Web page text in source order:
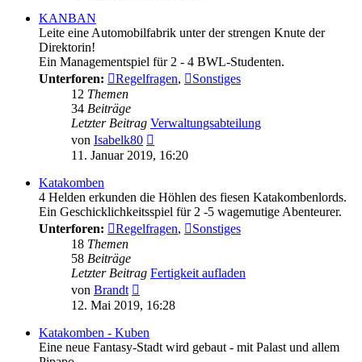
KANBAN
Leite eine Automobilfabrik unter der strengen Knute der
Direktorin!
Ein Managementspiel für 2 - 4 BWL-Studenten.
Unterforen:
Regelfragen,
Sonstiges
12 Themen
34 Beiträge
Letzter Beitrag Verwaltungsabteilung
von Isabelk80
Beitrag
11. Januar 2019, 16:20
Katakomben
4 Helden erkunden die Höhlen des fiesen Katakombenlords.
Ein Geschicklichkeitsspiel für 2 -5 wagemutige Abenteurer.
Unterforen:
Regelfragen,
Sonstiges
18 Themen
58 Beiträge
Letzter Beitrag Fertigkeit aufladen
von Brandt
Beitrag
12. Mai 2019, 16:28
Katakomben - Kuben
Eine neue Fantasy-Stadt wird gebaut - mit Palast und allem